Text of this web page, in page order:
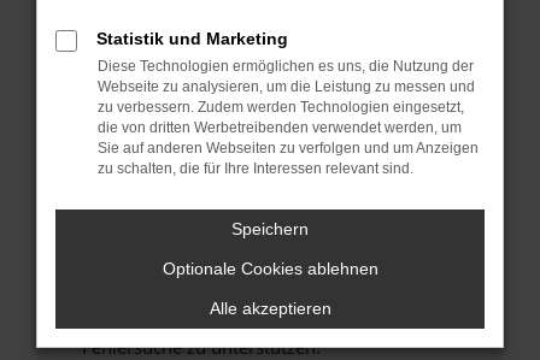
Betriebssystem auf dem neuesten Stand
sind.
Veraltete Software birgt nicht nur ein
Sicherheitsrisiko, sondern kann auch dazu
führen, dass bestimmte Funktionen nicht mehr
unterstützt werden.
Wende dich an den Webseitenbetreiber.
Wenn du alle oben genannten Schritte versucht
hast, kontaktiere uns bitte. Wir werden
uns diesen Text schicken, um uns bei der
Fehlersuche zu unterstützen:
Statistik und Marketing
Diese Technologien ermöglichen es uns, die Nutzung der
Webseite zu analysieren, um die Leistung zu messen und
zu verbessern. Zudem werden Technologien eingesetzt,
die von dritten Werbetreibenden verwendet werden, um
Sie auf anderen Webseiten zu verfolgen und um Anzeigen
zu schalten, die für Ihre Interessen relevant sind.
Speichern
Optionale Cookies ablehnen
Alle akzeptieren